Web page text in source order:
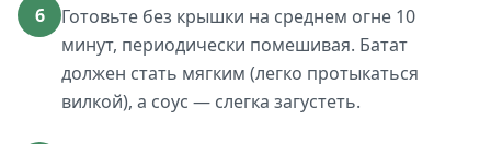
6
Готовьте без крышки на среднем огне 10
минут, периодически помешивая. Батат
должен стать мягким (легко протыкаться
вилкой), а соус — слегка загустеть.